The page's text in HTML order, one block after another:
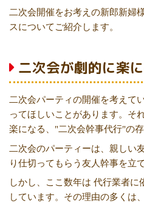
二次会開催をお考えの新郎新婦
スについてご紹介します。
二次会が劇的に楽
二次会パーティの開催を考えて
ってほしいことがあります。そ
楽になる、"二次会幹事代行"の存
二次会のパーティーは、親しい
り仕切ってもらう友人幹事を立
しかし、ここ数年は 代行業者
しています。その理由の多くは